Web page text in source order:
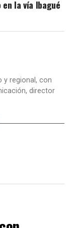
la vía Ibagué
y regional, con
director